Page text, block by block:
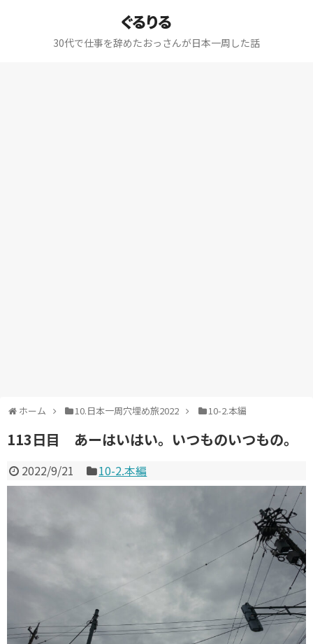
ぐるりる
30代で仕事を辞めたおっさんが日本一周した話
ホーム 10.日本一周穴埋め旅2022 10-2.本編
113日目 あーはいはい。いつものいつもの。
2022/9/21 10-2.本編